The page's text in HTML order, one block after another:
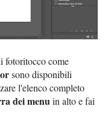
fotoritocco come
sono disponibili
l'elenco completo
dei menuin alto e fai